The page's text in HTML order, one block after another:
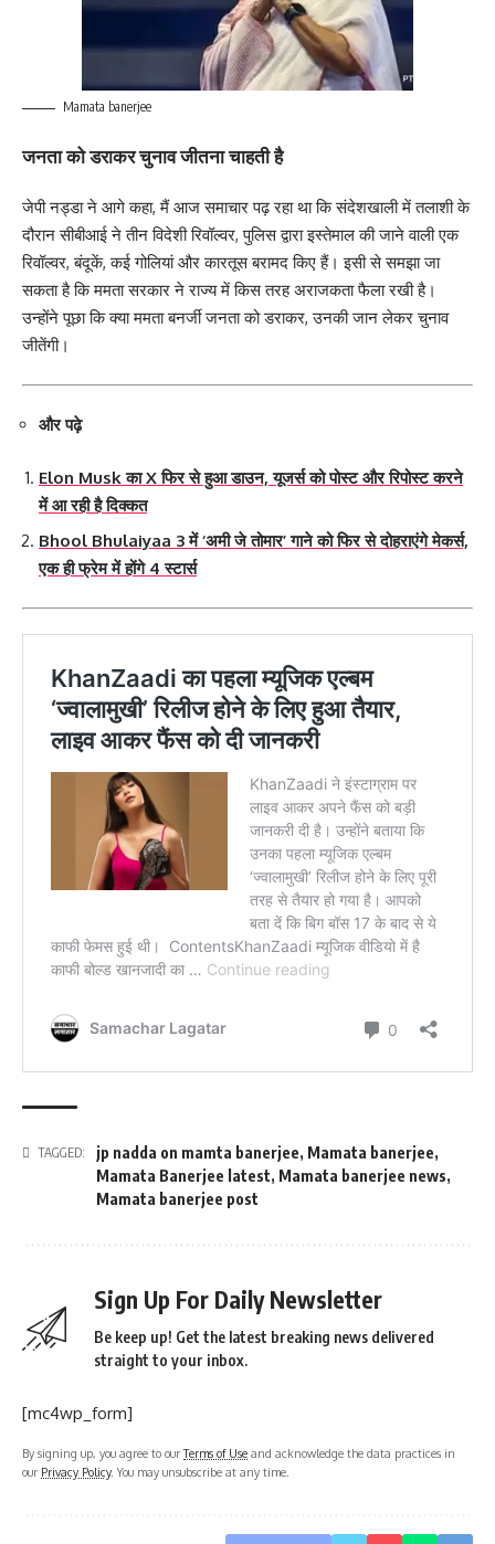
Mamata banerjee
जनता को डराकर चुनाव जीतना चाहती है
जेपी नड्डा ने आगे कहा, मैं आज समाचार पढ़ रहा था कि संदेशखाली में तलाशी के
दौरान सीबीआई ने तीन विदेशी रिवॉल्वर, पुलिस द्वारा इस्तेमाल की जाने वाली एक
रिवॉल्वर, बंदूकें, कई गोलियां और कारतूस बरामद किए हैं। इसी से समझा जा
सकता है कि ममता सरकार ने राज्य में किस तरह अराजकता फैला रखी है।
उन्होंने पूछा कि क्या ममता बनर्जी जनता को डराकर, उनकी जान लेकर चुनाव
जीतेंगी।
और पढ़े
Elon Musk का X फिर से हुआ डाउन, यूजर्स को पोस्ट और रिपोस्ट करने
में आ रही है दिक्कत
Bhool Bhulaiyaa 3 में ‘अमी जे तोमार’ गाने को फिर से दोहराएंगे मेकर्स,
एक ही फ्रेम में होंगे 4 स्टार्स
TAGGED: jp nadda on mamta banerjee, Mamata banerjee,
Mamata Banerjee latest, Mamata banerjee news,
Mamata banerjee post
Sign Up For Daily Newsletter
Be keep up! Get the latest breaking news delivered
straight to your inbox.
[mc4wp_form]
By signing up, you agree to ourTerms of Use and acknowledge the data practices in
our Privacy Policy. You may unsubscribe at any time.